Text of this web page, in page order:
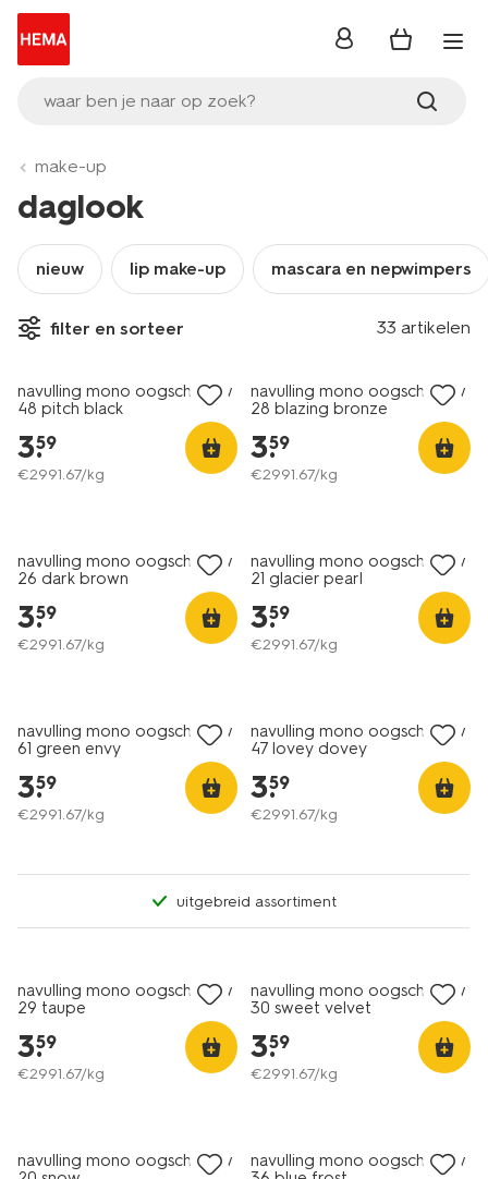
waar ben je naar op zoek?
inloggen
make-up
daglook
nieuw lip make-up mascara en nepwimpers
filter en sorteer 33 artikelen
vegan
navulling mono oogschaduw
48 pitch black
3.
59
€2991.67/kg
navulling mono oogschaduw
28 blazing bronze
3.
59
€2991.67/kg
navulling mono oogschaduw
26 dark brown
3.
59
€2991.67/kg
navulling mono oogschaduw
21 glacier pearl
3.
59
€2991.67/kg
navulling mono oogschaduw
61 green envy
3.
59
€2991.67/kg
navulling mono oogschaduw
47 lovey dovey
3.
59
€2991.67/kg
uitgebreid assortiment
navulling mono oogschaduw
29 taupe
3.
59
€2991.67/kg
navulling mono oogschaduw
30 sweet velvet
3.
59
€2991.67/kg
navulling mono oogschaduw
navulling mono oogschaduw